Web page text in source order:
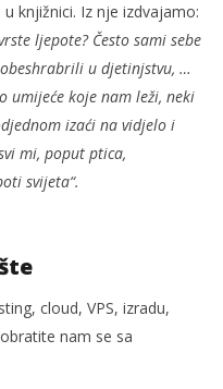
knjižnici. Iz nje izdvajamo:
ljepote? Često sami sebe
u djetinjstvu, …
umijeće koje nam leži, neki
izaći na vidjelo i
mi, poput ptica,
svijeta“.
cloud, VPS, izradu,
nam se sa